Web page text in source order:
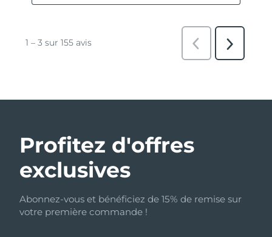
Profitez d'offres
exclusives
Abonnez-vous et bénéficiez de 15% de remise sur
votre première commande !